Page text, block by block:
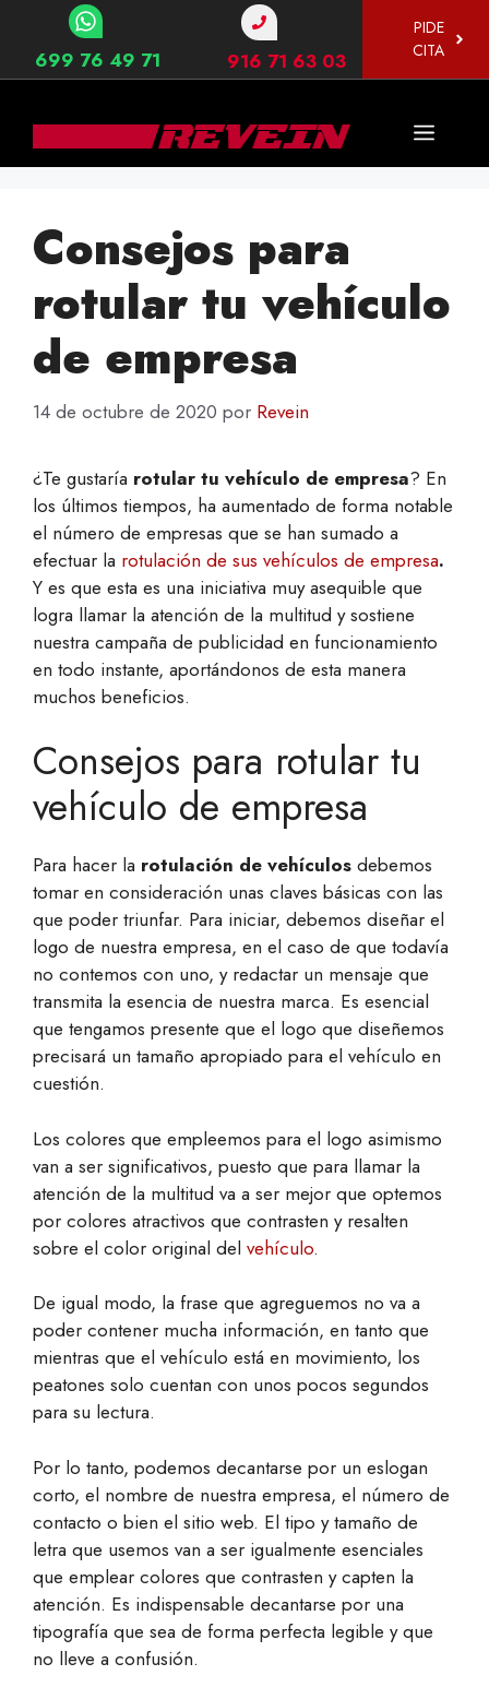
contenido699 76 49 71 916 71 63 03
PIDE
CITA
Menú
Consejos para
rotular tu vehículo
de empresa
14 de octubre de 2020 por Revein
¿Te gustaría rotular tu vehículo de empresa? En
los últimos tiempos, ha aumentado de forma notable
el número de empresas que se han sumado a
efectuar la rotulación de sus vehículos de empresa.
Y es que esta es una iniciativa muy asequible que
logra llamar la atención de la multitud y sostiene
nuestra campaña de publicidad en funcionamiento
en todo instante, aportándonos de esta manera
muchos beneficios.
Consejos para rotular tu
vehículo de empresa
Para hacer la rotulación de vehículos debemos
tomar en consideración unas claves básicas con las
que poder triunfar. Para iniciar, debemos diseñar el
logo de nuestra empresa, en el caso de que todavía
no contemos con uno, y redactar un mensaje que
transmita la esencia de nuestra marca. Es esencial
que tengamos presente que el logo que diseñemos
precisará un tamaño apropiado para el vehículo en
cuestión.
Los colores que empleemos para el logo asimismo
van a ser significativos, puesto que para llamar la
atención de la multitud va a ser mejor que optemos
por colores atractivos que contrasten y resalten
sobre el color original del vehículo.
De igual modo, la frase que agreguemos no va a
poder contener mucha información, en tanto que
mientras que el vehículo está en movimiento, los
peatones solo cuentan con unos pocos segundos
para su lectura.
Por lo tanto, podemos decantarse por un eslogan
corto, el nombre de nuestra empresa, el número de
contacto o bien el sitio web. El tipo y tamaño de
letra que usemos van a ser igualmente esenciales
que emplear colores que contrasten y capten la
atención. Es indispensable decantarse por una
tipografía que sea de forma perfecta legible y que
no lleve a confusión.